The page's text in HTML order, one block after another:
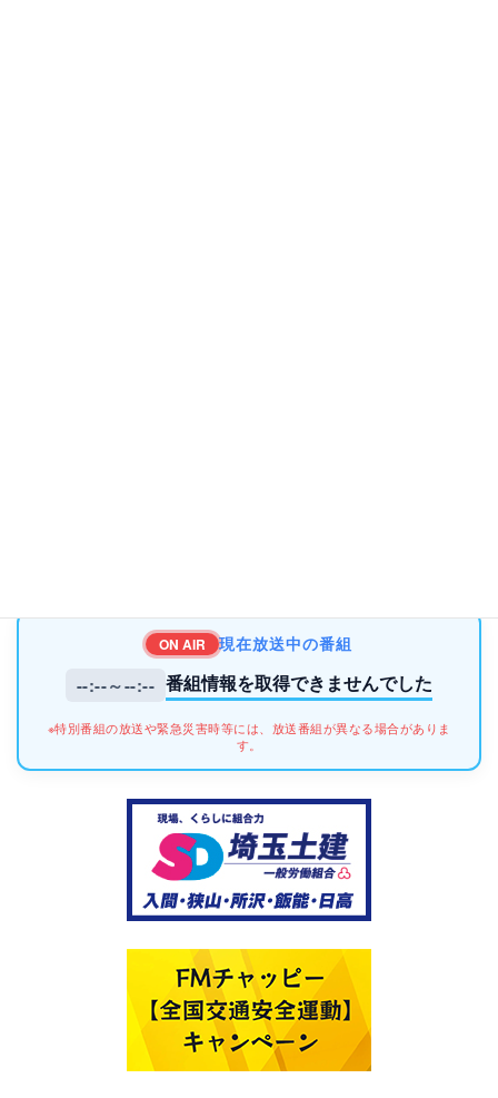
ON AIR 現在放送中の番組
--:--～--:-- 番組情報を取得できませんでした
※特別番組の放送や緊急災害時等には、放送番組が異なる場合がありま
す。